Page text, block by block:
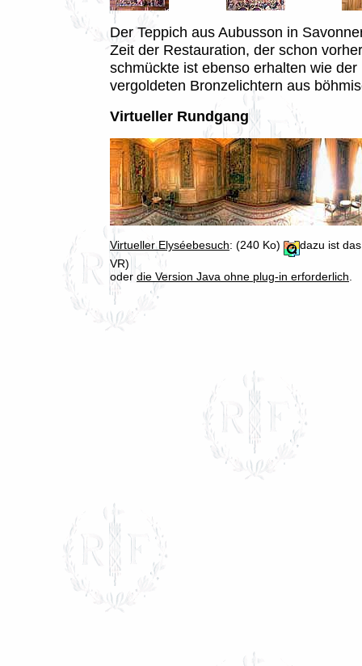
Der Teppich aus Aubusson in
Zeit der Restauration, der schon
schmückte ist ebenso erhalten wie der
vergoldeten Bronzelichtern aus
Virtueller Rundgang
Virtueller Elyséebesuch: (240 Ko)
dazu ist
VR)
oder die Version Java ohne plug-in erforderlich